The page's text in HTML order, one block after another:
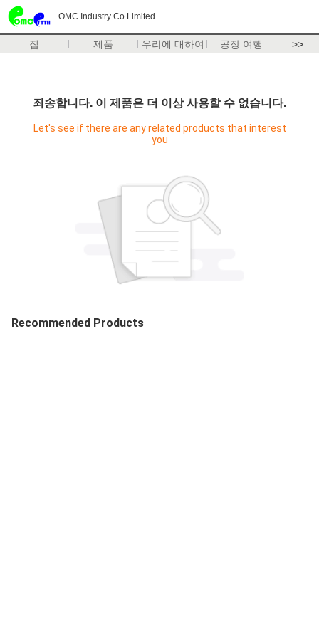
OMC Industry Co.Limited
집 제품 우리에 대하여 공장 여행 >>
죄송합니다. 이 제품은 더 이상 사용할 수 없습니다.
Let's see if there are any related products that interest
you
Recommended Products